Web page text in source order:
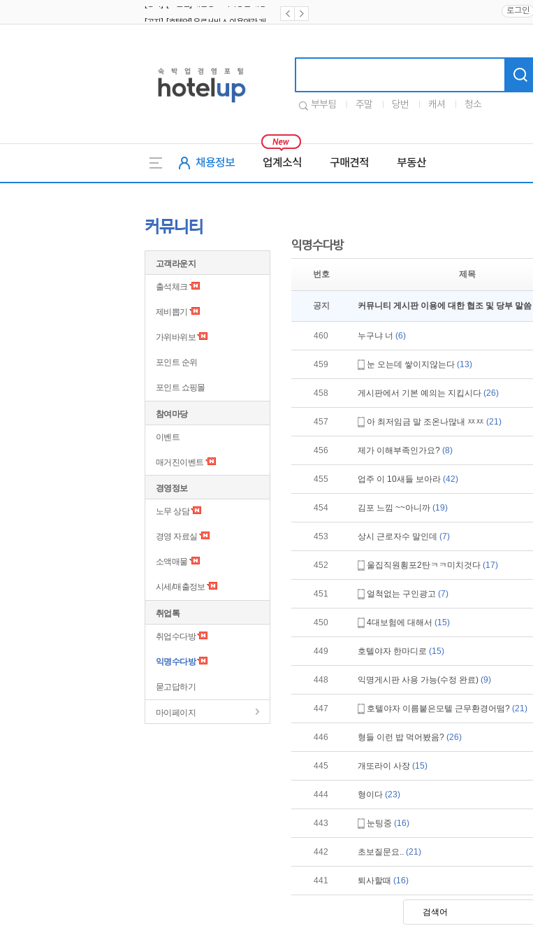
로그인
부부팀 주말 당번 캐셔 청소
채용정보 업계소식 구매견적 부동산
커뮤니티
고객라운지
출석체크
제비뽑기
가위바위보
포인트 순위
포인트 쇼핑몰
참여마당
이벤트
매거진이벤트
경영정보
노무 상담
경영 자료실
소액매물
시세/매출정보
취업톡
취업수다방
익명수다방
묻고답하기
마이페이지
익명수다방
번호 제목
공지 커뮤니티 게시판 이용에 대한 협조 및 당부 말씀
460 누구냐 너 (6)
459 눈 오는데 쌓이지않는다 (13)
458 게시판에서 기본 예의는 지킵시다 (26)
457 아 최저임금 말 조온나많내 ㅉㅉ (21)
456 제가 이해부족인가요? (8)
455 업주 이 10새들 보아라 (42)
454 김포 느낌 ~~아니까 (19)
453 상시 근로자수 말인데 (7)
452 울집직원횡포2탄ㅋㅋ미치것다 (17)
451 얼척없는 구인광고 (7)
450 4대보험에 대해서 (15)
449 호텔야자 한마디로 (15)
448 익명게시판 사용 가능(수정 완료) (9)
447 호텔야자 이름붙은모텔 근무환경어떰? (21)
446 형들 이런 밥 먹어봤음? (26)
445 개또라이 사장 (15)
444 형이다 (23)
443 눈팅중 (16)
442 초보질문요.. (21)
441 퇴사할때 (16)